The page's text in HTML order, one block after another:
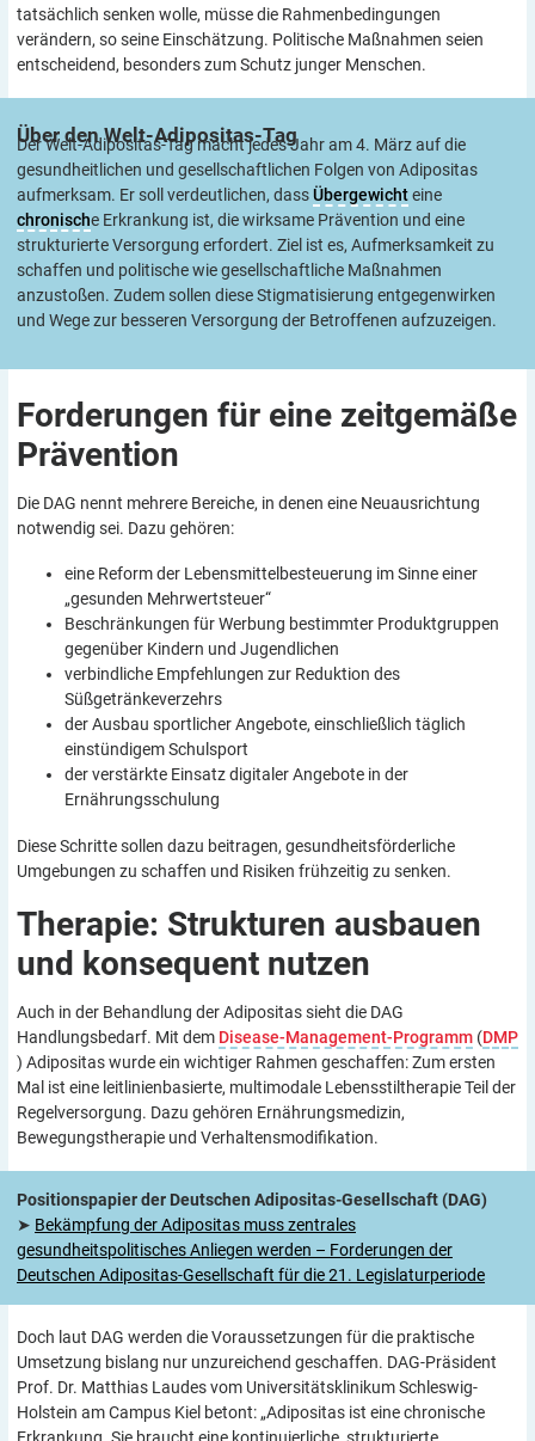
tatsächlich senken wolle, müsse die Rahmenbedingungen
verändern, so seine Einschätzung. Politische Maßnahmen seien
entscheidend, besonders zum Schutz junger Menschen.
Über denWelt-Adipositas-Tag
Der Welt-Adipositas-Tag macht jedes Jahr am 4. März auf die
gesundheitlichen und gesellschaftlichen Folgen von Adipositas
aufmerksam. Er soll verdeutlichen, dassÜbergewichteine
chronische Erkrankung ist, die wirksame Prävention und eine
strukturierte Versorgung erfordert. Ziel ist es, Aufmerksamkeit zu
schaffen und politische wie gesellschaftliche Maßnahmen
anzustoßen. Zudem sollen diese Stigmatisierung entgegenwirken
und Wege zur besseren Versorgung der Betroffenen aufzuzeigen.
Forderungen für eine zeitgemäße
Prävention
Die DAG nennt mehrere Bereiche, in denen eine Neuausrichtung
notwendig sei. Dazu gehören:
eine Reform der Lebensmittelbesteuerung im Sinne einer
„gesunden Mehrwertsteuer“
Beschränkungen für Werbung bestimmter Produktgruppen
gegenüber Kindern und Jugendlichen
verbindliche Empfehlungen zur Reduktion des
Süßgetränkeverzehrs
der Ausbau sportlicher Angebote, einschließlich täglich
einstündigem Schulsport
der verstärkte Einsatz digitaler Angebote in der
Ernährungsschulung
Diese Schritte sollen dazu beitragen, gesundheitsförderliche
Umgebungen zu schaffen und Risiken frühzeitig zu senken.
Therapie: Strukturen ausbauen
und konsequent nutzen
Auch in der Behandlung der Adipositas sieht die DAG
Handlungsbedarf. Mit dem Disease-Management-Programm (DMP
) Adipositas wurde ein wichtiger Rahmen geschaffen: Zum ersten
Mal ist eine leitlinienbasierte, multimodale Lebensstiltherapie Teil der
Regelversorgung. Dazu gehören Ernährungsmedizin,
Bewegungstherapie und Verhaltensmodifikation.
Positionspapier der Deutschen Adipositas-Gesellschaft (DAG)
➤ Bekämpfung der Adipositas muss zentrales
gesundheitspolitisches Anliegen werden – Forderungen der
Deutschen Adipositas-Gesellschaft für die 21. Legislaturperiode
Doch laut DAG werden die Voraussetzungen für die praktische
Umsetzung bislang nur unzureichend geschaffen. DAG-Präsident
Prof. Dr. Matthias Laudes vom Universitätsklinikum Schleswig-
Holstein am Campus Kiel betont: „Adipositas ist eine chronische
Erkrankung. Sie braucht eine kontinuierliche, strukturierte